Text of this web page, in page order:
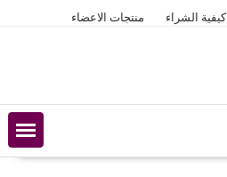
كيفية الشراء منتجات الاعضاء